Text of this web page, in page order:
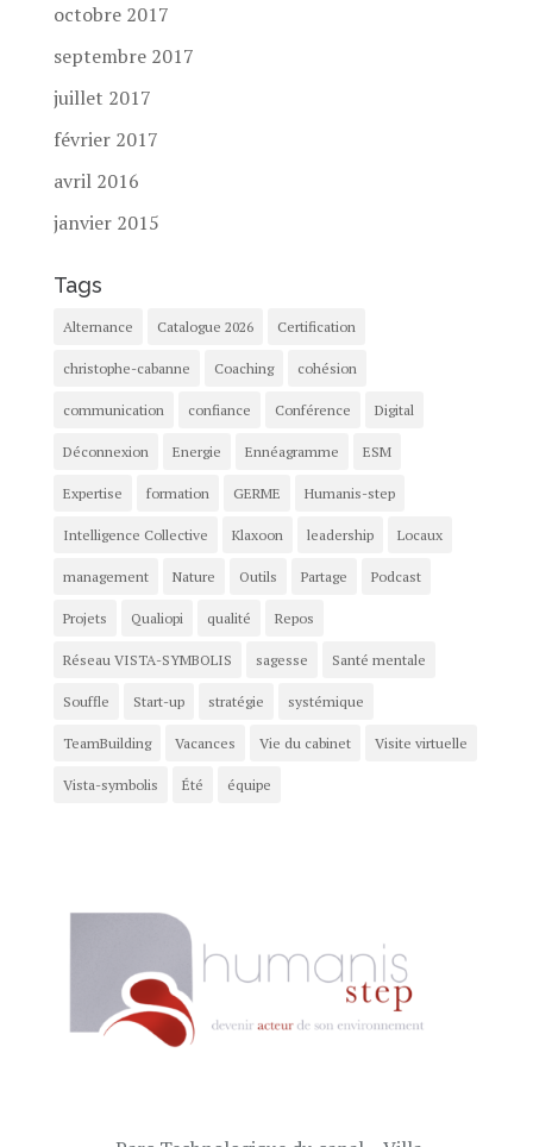
octobre 2017
septembre 2017
juillet 2017
février 2017
avril 2016
janvier 2015
Tags
Alternance Catalogue 2026 Certification
christophe-cabanne Coaching cohésion
communication confiance Conférence Digital
Déconnexion Energie Ennéagramme ESM
Expertise formation GERME Humanis-step
Intelligence Collective Klaxoon leadership Locaux
management Nature Outils Partage Podcast
Projets Qualiopi qualité Repos
Réseau VISTA-SYMBOLIS sagesse Santé mentale
Souffle Start-up stratégie systémique
TeamBuilding Vacances Vie du cabinet Visite virtuelle
Vista-symbolis Été équipe